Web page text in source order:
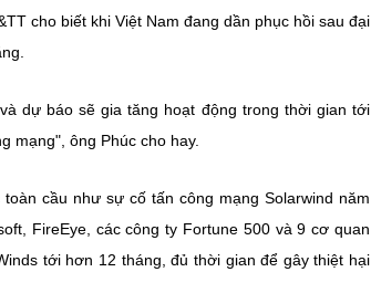
cho biết khi Việt Nam đang dần phục hồi sau đại
dự báo sẽ gia tăng hoạt động trong thời gian tới
mạng", ông Phúc cho hay.
cầu như sự cố tấn công mạng Solarwind năm
FireEye, các công ty Fortune 500 và 9 cơ quan
tới hơn 12 tháng, đủ thời gian để gây thiệt hại